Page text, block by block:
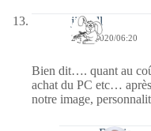
jill bill
20/04/2020/06:20
Bien dit…. quant au
achat du PC etc…
notre image,